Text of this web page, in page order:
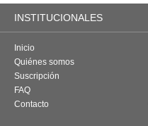
INSTITUCIONALES
Inicio
Quiénes somos
Suscripción
FAQ
Contacto